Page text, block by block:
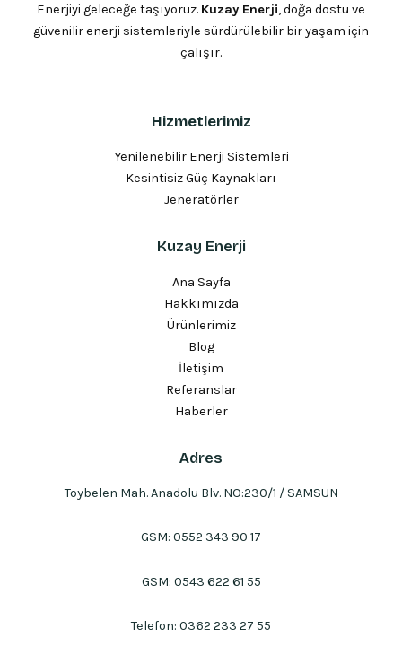
Enerjiyi geleceğe taşıyoruz. Kuzay Enerji, doğa dostu ve
güvenilir enerji sistemleriyle sürdürülebilir bir yaşam için
çalışır.
Hizmetlerimiz
Yenilenebilir Enerji Sistemleri
Kesintisiz Güç Kaynakları
Jeneratörler
Kuzay Enerji
Ana Sayfa
Hakkımızda
Ürünlerimiz
Blog
İletişim
Referanslar
Haberler
Adres
Toybelen Mah. Anadolu Blv. NO:230/1 / SAMSUN
GSM: 0552 343 90 17
GSM: 0543 622 61 55
Telefon: 0362 233 27 55